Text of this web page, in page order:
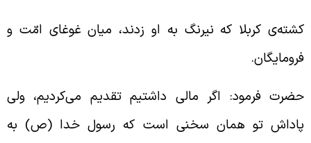
کربلا که نیرنگ به او زدند، میان غوغای امّت و
فرمود: اگر مالی داشتیم تقدیم می‌کردیم، ولی
تو همان سخنی است که رسول خدا (ص) به